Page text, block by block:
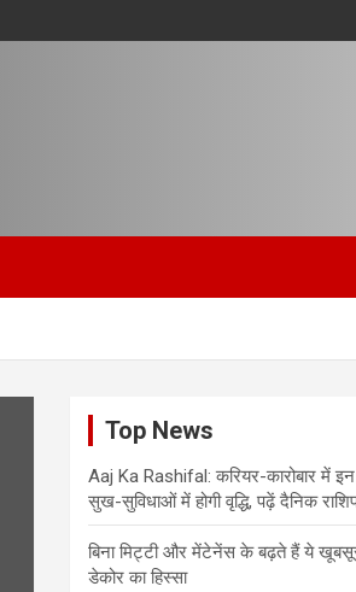
Top News
Aaj Ka Rashifal: करियर-कारोबार में इन
सुख-सुविधाओं में होगी वृद्धि, पढ़ें दैनिक
बिना मिट्टी और मेंटेनेंस के बढ़ते हैं ये
डेकोर का हिस्‍सा